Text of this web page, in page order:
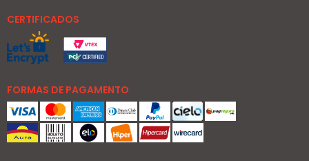
CERTIFICADOS
FORMAS DE PAGAMENTO